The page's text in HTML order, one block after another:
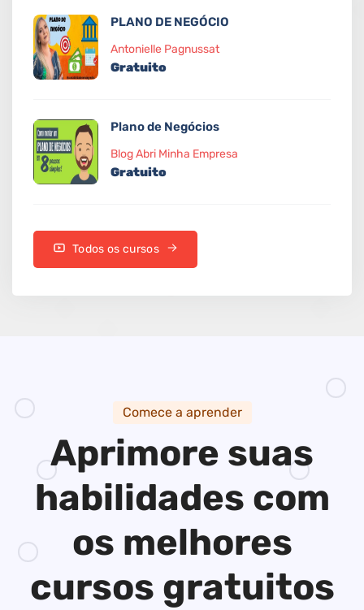
PLANO DE NEGÓCIO
Antonielle Pagnussat
Gratuito
Plano de Negócios
Blog Abri Minha Empresa
Gratuito
Todos os cursos
Comece a aprender
Aprimore suas
habilidades com
os melhores
cursos gratuitos